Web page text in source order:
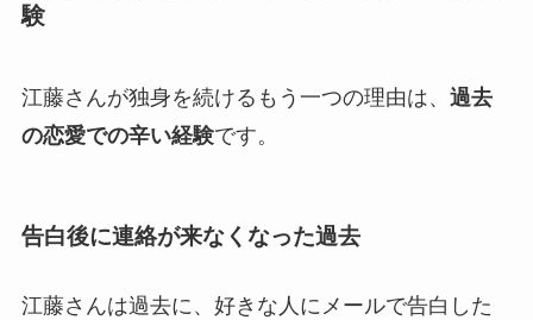
験
江藤さんが独身を続けるもう一つの理由は、 過去
の恋愛での辛い経験です。
告白後に連絡が来なくなった過去
江藤さんは過去に、好きな人にメールで告白した